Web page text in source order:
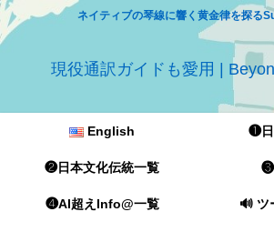
ネイティブの琴線に響く黄金律を探る
現役通訳ガイドも愛用 |
English ❶日
❷日本文化伝統一覧 ❸
❹AI超えInfo@一覧 🔊 ツ